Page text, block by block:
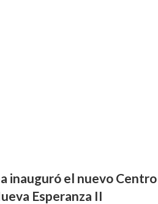
inauguró el nuevo Centro
Esperanza II